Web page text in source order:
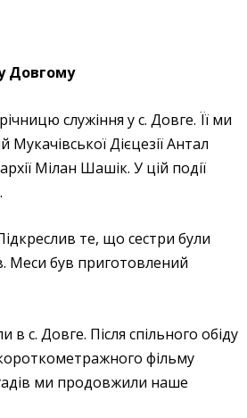
Довгому
служіння у с. Довге. Її ми
Дієцезії Антал
Мілан Шашік. У цій події
те, що сестри були
Меси був приготовлений
с. Довге. Після спільного обіду
фільму
ми продовжили наше